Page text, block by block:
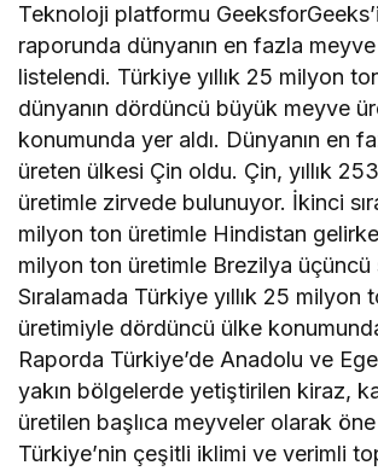
Teknoloji platformu
raporunda dünyanın en fazla
listelendi. Türkiye yıllık 25 milyon
dünyanın dördüncü büyük meyve
konumunda yer aldı. Dünyanın en
üreten ülkesi Çin oldu. Çin, yıllık
üretimle zirvede bulunuyor. İkinci
milyon ton üretimle Hindistan
milyon ton üretimle Brezilya üçüncü
Sıralamada Türkiye yıllık 25 milyon
üretimiyle dördüncü ülke
Raporda Türkiye’de Anadolu ve Ege
yakın bölgelerde yetiştirilen kiraz,
üretilen başlıca meyveler olarak öne
Türkiye’nin çeşitli iklimi ve verimli